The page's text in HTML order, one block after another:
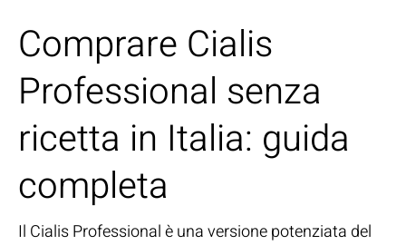
Comprare Cialis
Professional senza
ricetta in Italia: guida
completa
Il Cialis Professional è una versione potenziata del